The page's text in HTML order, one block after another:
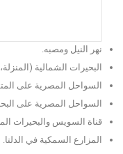
نهر النيل ومصبه.
البحيرات الشمالية
السواحل المصرية على
السواحل المصرية على
قناة السويس والبحيرات
المزارع السمكية في الدلتا.